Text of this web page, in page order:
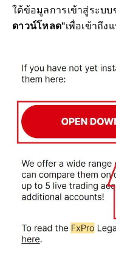
ใต้ข้อมูลการเข้าสู่ระบ
ดาวน์โหลด"เพื่อเข้าถึ